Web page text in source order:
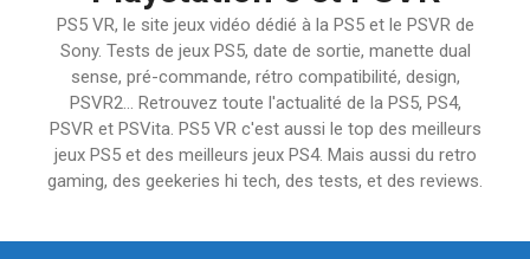
PS5 VR, le site jeux vidéo dédié à la PS5 et le PSVR de
Sony. Tests de jeux PS5, date de sortie, manette dual
sense, pré-commande, rétro compatibilité, design,
PSVR2… Retrouvez toute l'actualité de la PS5, PS4,
PSVR et PSVita. PS5 VR c'est aussi le top des meilleurs
jeux PS5 et des meilleurs jeux PS4. Mais aussi du retro
gaming, des geekeries hi tech, des tests, et des reviews.